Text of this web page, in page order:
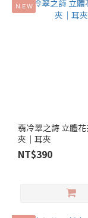
ＮＥＷ
翡冷翠之詩 立體
夾｜耳夾
NT$390